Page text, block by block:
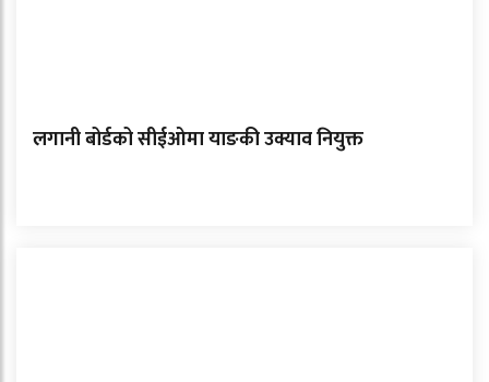
लगानी बोर्डको सीईओमा याङकी उक्याव नियुक्त